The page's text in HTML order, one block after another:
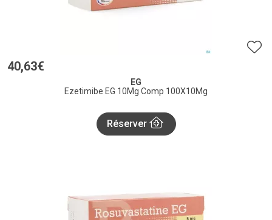
40,63€
EG
Ezetimibe EG 10Mg Comp 100X10Mg
Réserver